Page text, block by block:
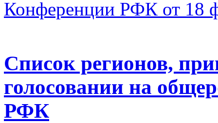
Конференции РФК от 18
Список регионов,
голосовании на
РФК